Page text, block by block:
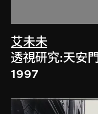
艾未未
透視研究:天安門
1997